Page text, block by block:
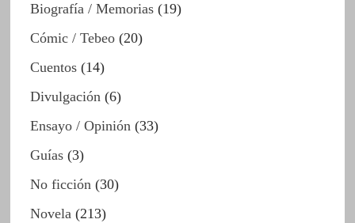
Biografía / Memorias(19)
Cómic / Tebeo(20)
Cuentos(14)
Divulgación(6)
Ensayo / Opinión(33)
Guías(3)
No ficción(30)
Novela(213)